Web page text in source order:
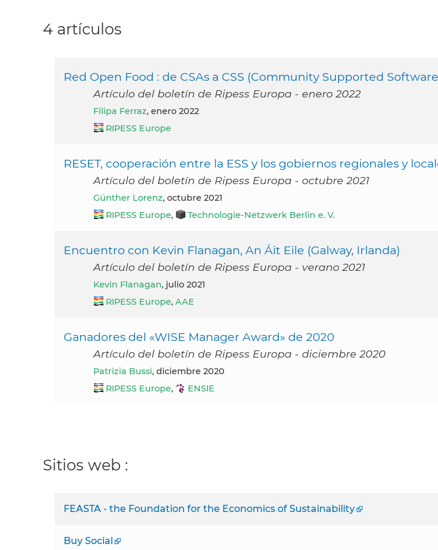
4 artículos
Red Open Food : de CSAs a CSS (Community Supported
Artículo del boletín de Ripess Europa - enero 2022
Filipa Ferraz, enero 2022
RIPESS Europe
RESET, cooperación entre la ESS y los gobiernos regionales y
Artículo del boletín de Ripess Europa - octubre 2021
Günther Lorenz, octubre 2021
RIPESS Europe, Technologie-Netzwerk Berlin e. V.
Encuentro con Kevin Flanagan, An Áit Eile (Galway, Irlanda)
Artículo del boletín de Ripess Europa - verano 2021
Kevin Flanagan, julio 2021
RIPESS Europe, AAE
Ganadores del «WISE Manager Award» de 2020
Artículo del boletín de Ripess Europa - diciembre 2020
Patrizia Bussi, diciembre 2020
RIPESS Europe, ENSIE
Sitios web :
FEASTA - the Foundation for the Economics of Sustainability
Buy Social